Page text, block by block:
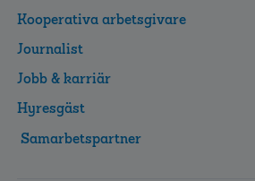
Kooperativa arbetsgivare
Journalist
Jobb & karriär
Hyresgäst